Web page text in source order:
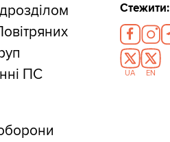
ПС
Стежити:
UA EN